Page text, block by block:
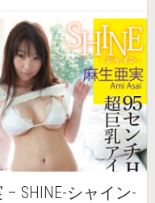
– SHINE-シャイン-